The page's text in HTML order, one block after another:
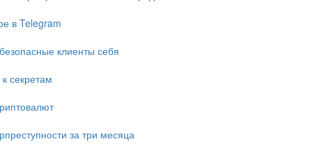
в Telegram
клиенты себя
секретам
за три месяца